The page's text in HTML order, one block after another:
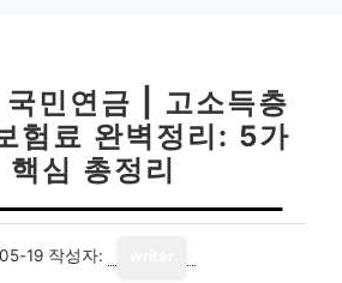
민연금 | 고소득층
험료 완벽정리: 5가
핵심 총정리
19 작성자: